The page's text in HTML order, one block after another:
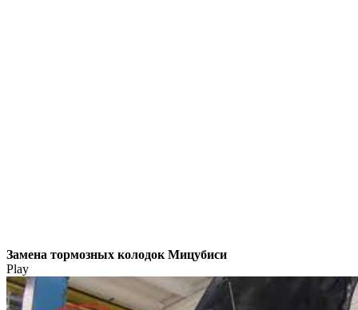
Замена тормозных колодок Мицубиси
Play